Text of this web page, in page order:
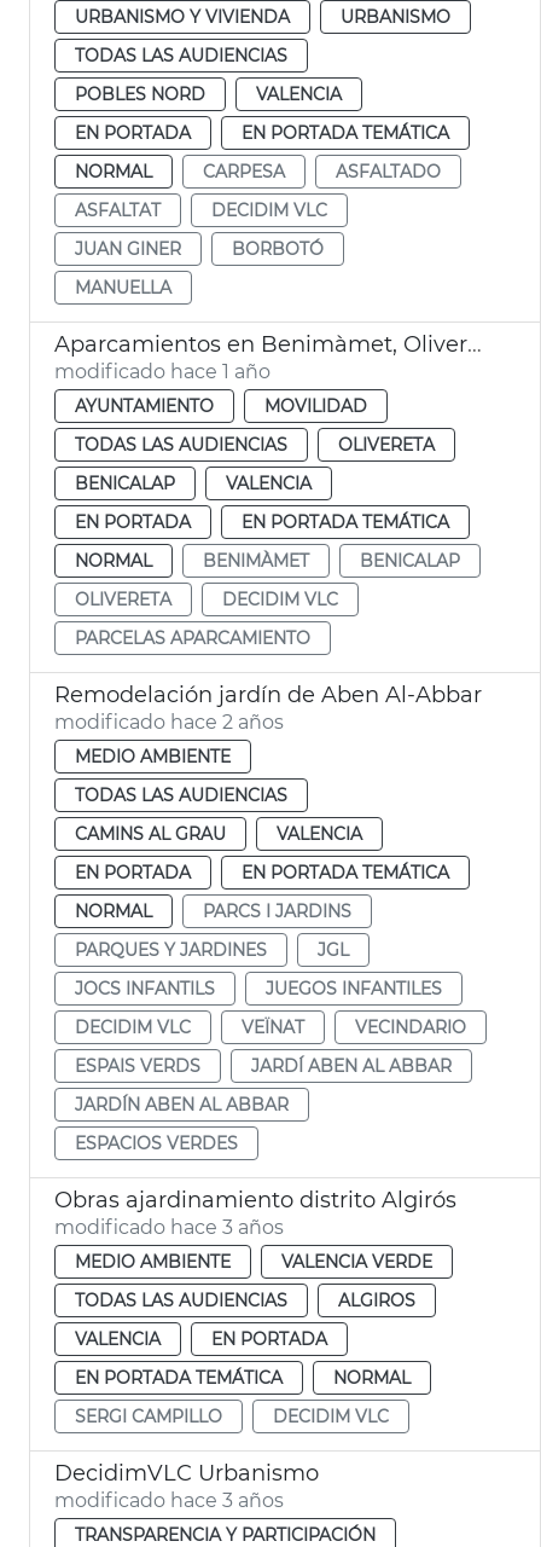
URBANISMO Y VIVIENDA
URBANISMO
TODAS LAS AUDIENCIAS
POBLES NORD
VALENCIA
EN PORTADA
EN PORTADA TEMÁTICA
NORMAL
CARPESA
ASFALTADO
ASFALTAT
DECIDIM VLC
JUAN GINER
BORBOTÓ
MANUELLA
Aparcamientos en Benimàmet, Olivereta y Benicalap
modificado hace 1 año
AYUNTAMIENTO
MOVILIDAD
TODAS LAS AUDIENCIAS
OLIVERETA
BENICALAP
VALENCIA
EN PORTADA
EN PORTADA TEMÁTICA
NORMAL
BENIMÀMET
BENICALAP
OLIVERETA
DECIDIM VLC
PARCELAS APARCAMIENTO
Remodelación jardín de Aben Al-Abbar
modificado hace 2 años
MEDIO AMBIENTE
TODAS LAS AUDIENCIAS
CAMINS AL GRAU
VALENCIA
EN PORTADA
EN PORTADA TEMÁTICA
NORMAL
PARCS I JARDINS
PARQUES Y JARDINES
JGL
JOCS INFANTILS
JUEGOS INFANTILES
DECIDIM VLC
VEÏNAT
VECINDARIO
ESPAIS VERDS
JARDÍ ABEN AL ABBAR
JARDÍN ABEN AL ABBAR
ESPACIOS VERDES
Obras ajardinamiento distrito Algirós
modificado hace 3 años
MEDIO AMBIENTE
VALENCIA VERDE
TODAS LAS AUDIENCIAS
ALGIROS
VALENCIA
EN PORTADA
EN PORTADA TEMÁTICA
NORMAL
SERGI CAMPILLO
DECIDIM VLC
DecidimVLC Urbanismo
modificado hace 3 años
TRANSPARENCIA Y PARTICIPACIÓN